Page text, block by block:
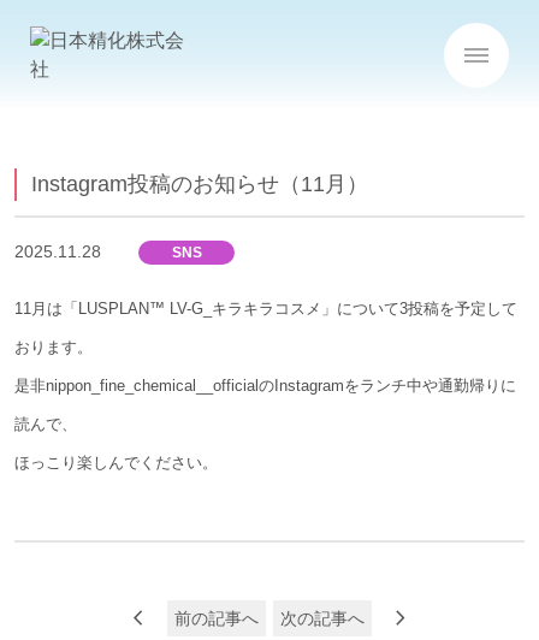
Instagram投稿のお知らせ（11月）
2025.11.28 SNS
11月は「LUSPLAN™ LV-G_キラキラコスメ」について3投稿を予定して
おります。
是非nippon_fine_chemical__officialのInstagramをランチ中や通勤帰りに
読んで、
ほっこり楽しんでください。
chevron_left 前の記事へ 次の記事へ
chevron_right